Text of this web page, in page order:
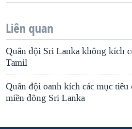
Liên quan
Quân đội Sri Lanka không kích
Tamil
Quân đội oanh kích các mục
miền đông Sri Lanka